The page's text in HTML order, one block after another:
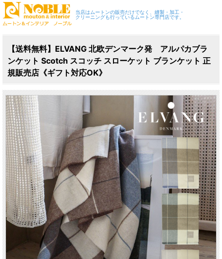
当店はムートンの販売だけでなく、縫製・加工・
クリーニングも行っているムートン専門店です。
【送料無料】ELVANG 北欧デンマーク発 アルパカブラ
ンケット Scotch スコッチ スローケット ブランケット 正
規販売店《ギフト対応OK》